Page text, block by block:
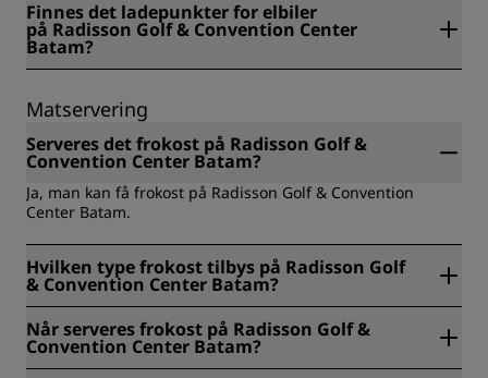
Convention Center Batams parkering. Tiltakene omfatter:
portsperre, gjenkjenning av hotellnøkkelkort, taleintercom
Finnes det ladepunkter for elbiler
på Radisson Golf & Convention Center
Batam?
Golf & Convention Center Batam.
Matservering
Serveres det frokost på Radisson Golf &
Convention Center Batam?
Ja, man kan få frokost på Radisson Golf & Convention
Center Batam.
Hvilken type frokost tilbys på Radisson Golf
& Convention Center Batam?
Radisson Golf & Convention Center Batam tilbyr følgende
typer frokost: romservice, buffet.
Når serveres frokost på Radisson Golf &
Convention Center Batam?